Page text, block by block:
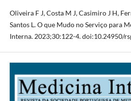
Oliveira F J, Costa M J, Casimiro J H,
Santos L. O que Mudo no Serviço para
Interna. 2023;30:122-4. doi:10.24950/